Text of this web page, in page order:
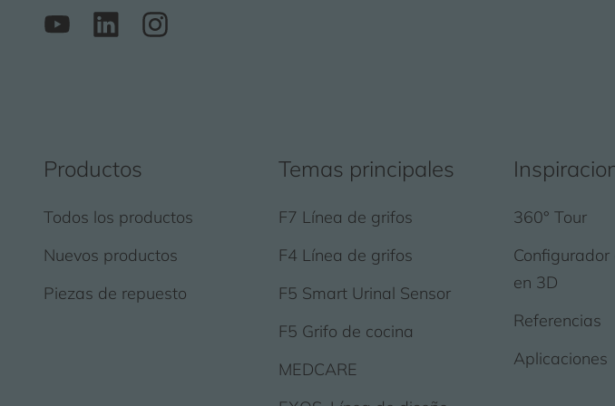
Productos
Todos los productos
Nuevos productos
Piezas de repuesto
Temas principales
F7 Línea de grifos
F4 Línea de grifos
F5 Smart Urinal Sensor
F5 Grifo de cocina
MEDCARE
360° Tour
en 3D
Referencias
Aplicaciones